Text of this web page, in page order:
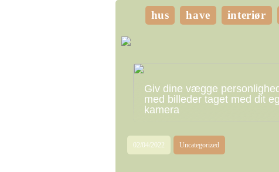
hus have interiør
Giv dine vægge
med billeder taget med dit
kamera
02/04/2022 Uncategorized